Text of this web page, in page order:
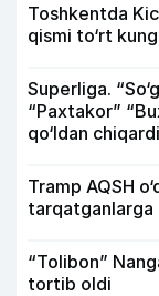
Toshkentda
qismi to‘rt
Superliga.
“Paxtakor”
qo‘ldan chiqardi
Tramp AQSH
tarqatganlarga
“Tolibon”
tortib oldi